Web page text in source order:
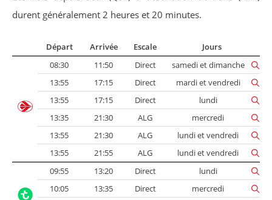
durent généralement 2 heures et 20 minutes.
Départ Arrivée Escale
Jours
08:30
11:50 Direct
samedi et dimanche
13:55
17:15 Direct
mardi et vendredi
13:55
17:15 Direct
lundi
13:35
21:30 ALG
mercredi
13:55
21:30 ALG
lundi et vendredi
13:55
21:55 ALG
lundi et vendredi
09:55
13:20 Direct
lundi
10:05
13:35 Direct
mercredi